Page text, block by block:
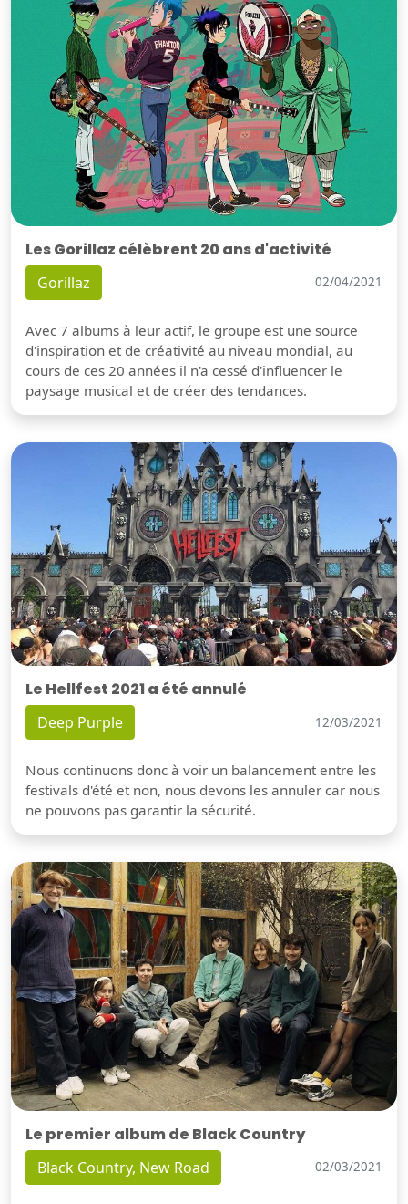
Les Gorillaz célèbrent 20 ans d'activité
Gorillaz 02/04/2021
Avec 7 albums à leur actif, le groupe est une source
d'inspiration et de créativité au niveau mondial, au
cours de ces 20 années il n'a cessé d'influencer le
paysage musical et de créer des tendances.
Le Hellfest 2021 a été annulé
Deep Purple 12/03/2021
Nous continuons donc à voir un balancement entre les
festivals d'été et non, nous devons les annuler car nous
ne pouvons pas garantir la sécurité.
Le premier album de Black Country
Black Country, New Road 02/03/2021